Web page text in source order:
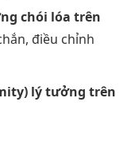
chói lóa trên
điều chỉnh
lý tưởng trên